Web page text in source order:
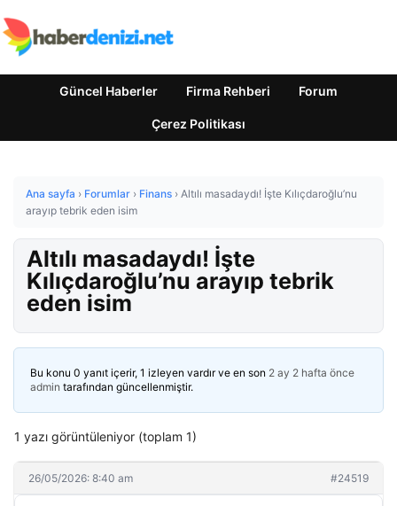
Güncel Haberler Firma Rehberi Forum
Çerez Politikası
Ana sayfa › Forumlar › Finans › Altılı masadaydı! İşte Kılıçdaroğlu’nu
arayıp tebrik eden isim
Altılı masadaydı! İşte
Kılıçdaroğlu’nu arayıp tebrik
eden isim
Bu konu 0 yanıt içerir, 1 izleyen vardır ve en son 2 ay 2 hafta önce
admin tarafından güncellenmiştir.
1 yazı görüntüleniyor (toplam 1)
26/05/2026: 8:40 am #24519